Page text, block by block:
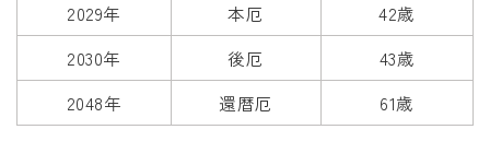
2029年
本厄
42歳
2030年
後厄
43歳
2048年
還暦厄 61歳